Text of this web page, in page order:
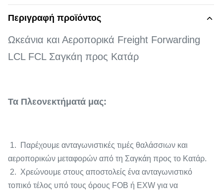
Περιγραφή προϊόντος
Ωκεάνια και Αεροπορικά Freight Forwarding
LCL FCL Σαγκάη προς Κατάρ
Τα Πλεονεκτήματά μας:
1. Παρέχουμε ανταγωνιστικές τιμές θαλάσσιων και
αεροπορικών μεταφορών από τη Σαγκάη προς το Κατάρ.
2. Χρεώνουμε στους αποστολείς ένα ανταγωνιστικό
τοπικό τέλος υπό τους όρους FOB ή EXW για να